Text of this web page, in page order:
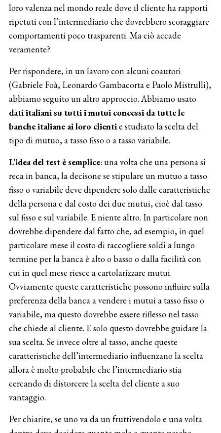
loro valenza nel mondo reale dove il cliente ha rapporti
ripetuti con l’intermediario che dovrebbero scoraggiare
comportamenti poco trasparenti. Ma ciò accade
veramente?
Per rispondere, in un lavoro con alcuni coautori
(Gabriele Foà, Leonardo Gambacorta e Paolo Mistrulli),
abbiamo seguito un altro approccio. Abbiamo usato
dati italiani su tutti i mutui concessi da tutte le
banche italiane ai loro clientie studiato la scelta del
tipo di mutuo, a tasso fisso o a tasso variabile.
L’idea del test è semplice: una volta che una persona si
reca in banca, la decisone se stipulare un mutuo a tasso
fisso o variabile deve dipendere solo dalle caratteristiche
della persona e dal costo dei due mutui, cioè dal tasso
sul fisso e sul variabile. E niente altro. In particolare non
dovrebbe dipendere dal fatto che, ad esempio, in quel
particolare mese il costo di raccogliere soldi a lungo
termine per la banca è alto o basso o dalla facilità con
cui in quel mese riesce a cartolarizzare mutui.
Ovviamente queste caratteristiche possono influire sulla
preferenza della banca a vendere i mutui a tasso fisso o
variabile, ma questo dovrebbe essere riflesso nel tasso
che chiede al cliente. E solo questo dovrebbe guidare la
sua scelta. Se invece oltre al tasso, anche queste
caratteristiche dell’intermediario influenzano la scelta
allora è molto probabile che l’intermediario stia
cercando di distorcere la scelta del cliente a suo
vantaggio.
Per chiarire, se uno va da un fruttivendolo e una volta